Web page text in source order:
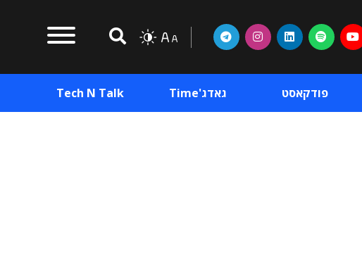
פודקאסט גאדג'Time Tech N Talk